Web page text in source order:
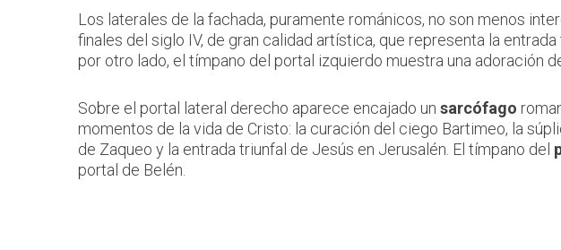
Los laterales de la fachada, puramente románicos, no son menos
finales del siglo IV, de gran calidad artística, que representa la
por otro lado, el tímpano del portal izquierdo muestra una adoración
Sobre el portal lateral derecho aparece encajado un sarcófago
momentos de la vida de Cristo: la curación del ciego Bartimeo, la
de Zaqueo y la entrada triunfal de Jesús en Jerusalén. El tímpano del
portal de Belén.